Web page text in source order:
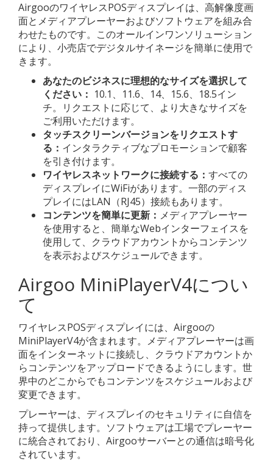
AirgooのワイヤレスPOSディスプレイは、高解像度画
面とメディアプレーヤーおよびソフトウェアを組み合
わせたものです。このオールインワンソリューション
により、小売店でデジタルサイネージを簡単に使用で
きます。
あなたのビジネスに理想的なサイズを選択して
ください： 10.1、11.6、14、15.6、18.5イン
チ。リクエストに応じて、より大きなサイズを
ご利用いただけます。
タッチスクリーンバージョンをリクエストす
る： インタラクティブなプロモーションで顧客
を引き付けます。
ワイヤレスネットワークに接続する： すべての
ディスプレイにWiFiがあります。一部のディス
プレイにはLAN（RJ45）接続もあります。
コンテンツを簡単に更新： メディアプレーヤー
を使用すると、簡単なWebインターフェイスを
使用して、クラウドアカウントからコンテンツ
を表示およびスケジュールできます。
Airgoo MiniPlayerV4につい
て
ワイヤレスPOSディスプレイには、Airgooの
MiniPlayerV4が含まれます。メディアプレーヤーは画
面をインターネットに接続し、クラウドアカウントか
らコンテンツをアップロードできるようにします。世
界中のどこからでもコンテンツをスケジュールおよび
変更できます。
プレーヤーは、ディスプレイのセキュリティに自信を
持って提供します。ソフトウェアは工場でプレーヤー
に統合されており、Airgooサーバーとの通信は暗号化
されています。